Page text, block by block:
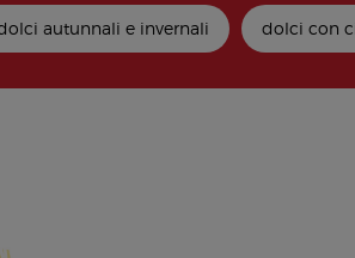
autunnali e invernali dolci con